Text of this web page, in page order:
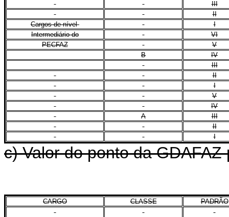
III
II
Cargos de nível
I
Intermediário do
VI
PECFAZ
V
B
IV
III
II
I
V
IV
A
III
II
I
c) Valor do ponto da
CARGO CLASSE PADRÃO